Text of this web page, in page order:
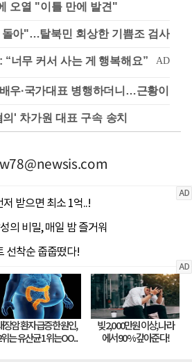
오열 "이틀 만에 발견"
아"…탈북민 회상한 기쁨조 검사
우·국가대표 병행하더니…근황이
' 차가원 대표 구속 송치